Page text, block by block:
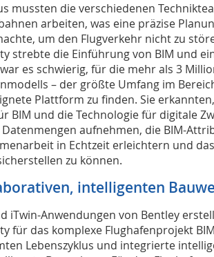
mussten die verschiedenen
arbeiten, was eine präzise
um den Flugverkehr nicht zu
strebte die Einführung von BIM und
es schwierig, für die mehr als 3
– der größte Umfang im
Plattform zu finden. Sie
BIM und die Technologie für digitale
aufnehmen, die BIM-
in Echtzeit erleichtern und
zu können.
intelligenten
iTwin-Anwendungen von Bentley
für das komplexe Flughafenprojekt
Lebenszyklus und integrierte